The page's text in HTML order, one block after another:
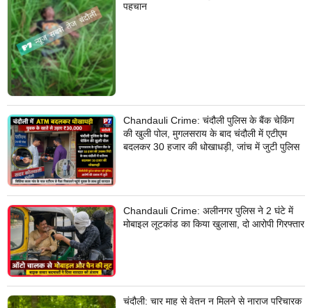
पहचान
Chandauli Crime: चंदौली पुलिस के बैंक चेकिंग
की खुली पोल, मुगलसराय के बाद चंदौली में एटीएम
बदलकर 30 हजार की धोखाधड़ी, जांच में जुटी पुलिस
Chandauli Crime: अलीनगर पुलिस ने 2 घंटे में
मोबाइल लूटकांड का किया खुलासा, दो आरोपी गिरफ्तार
चंदौली: चार माह से वेतन न मिलने से नाराज परिचारक